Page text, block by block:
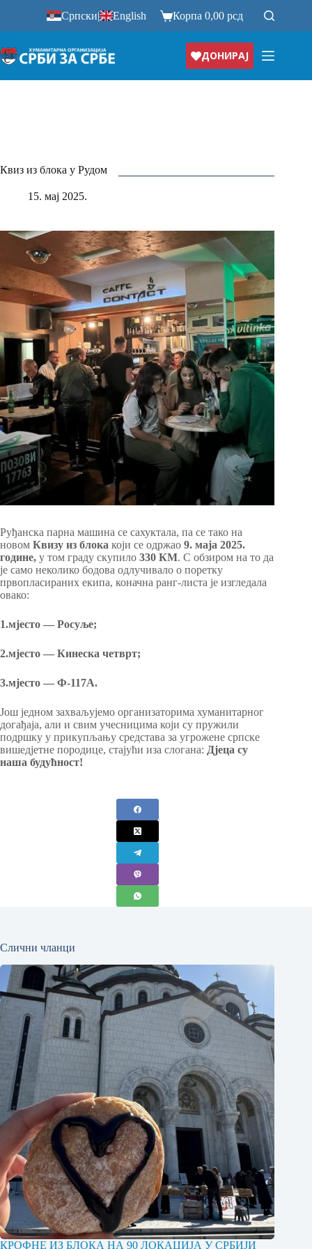
Српски| English Корпа0,00рсд
ДОНИРАЈ
Квиз из блока у Рудом
15. мај 2025.
Руђанска парна машина се сахуктала, па се тако на
новом Квизу из блока који се одржао 9. маја 2025.
године, у том граду скупило 330 КМ. С обзиром на то да
је само неколико бодова одлучивало о поретку
првопласираних екипа, коначна ранг-листа је изгледала
овако:
1.мјесто — Росуље;
2.мјесто — Кинеска четврт;
3.мјесто — Ф-117А.
Још једном захваљујемо организаторима хуманитарног
догађаја, али и свим учесницима који су пружили
подршку у прикупљању средстава за угрожене српске
вишедјетне породице, стајући иза слогана: Дјеца су
наша будућност!
Слични чланци
КРОФНЕ ИЗ БЛОКА НА 90 ЛОКАЦИЈА У СРБИЈИ